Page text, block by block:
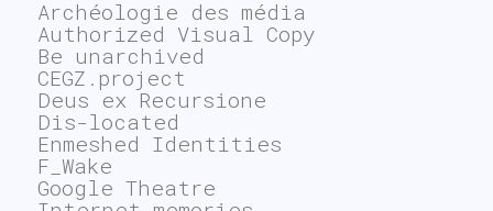
Archéologie des média
Authorized Visual Copy
Be unarchived
CEGZ.project
Deus ex Recursione
Dis-located
Enmeshed Identities
F_Wake
Google Theatre